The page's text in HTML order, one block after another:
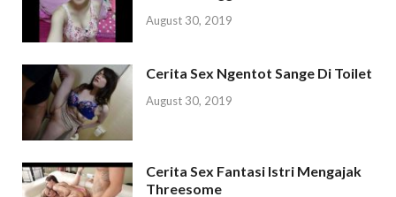
August 30, 2019
Cerita Sex Ngentot Sange Di Toilet
August 30, 2019
Cerita Sex Fantasi Istri Mengajak
Threesome